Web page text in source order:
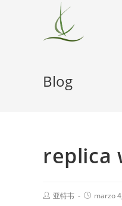
Blog
replica
亚特韦 marzo